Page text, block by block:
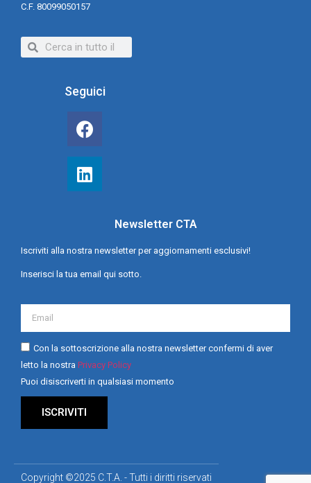
C.F. 80099050157
Seguici
Newsletter CTA
Iscriviti alla nostra newsletter per aggiornamenti esclusivi!
Inserisci la tua email qui sotto.
Con la sottoscrizione alla nostra newsletter confermi di aver
letto la nostra Privacy Policy
Puoi disiscriverti in qualsiasi momento
ISCRIVITI
Copyright ©2025 C.T.A. - Tutti i diritti riservati